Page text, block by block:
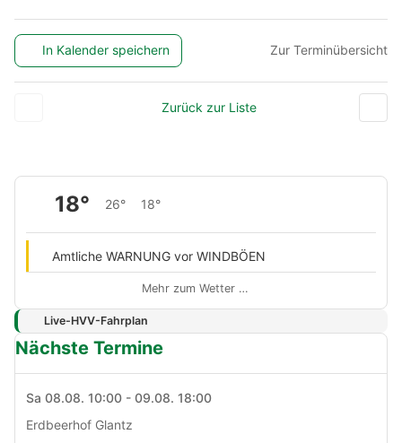
In Kalender speichern Zur Terminübersicht
Zurück zur Liste
18° 26° 18°
Amtliche WARNUNG vor WINDBÖEN
Mehr zum Wetter …
Live-HVV-Fahrplan
Nächste Termine
Sa 08.08. 10:00 - 09.08. 18:00
Erdbeerhof Glantz